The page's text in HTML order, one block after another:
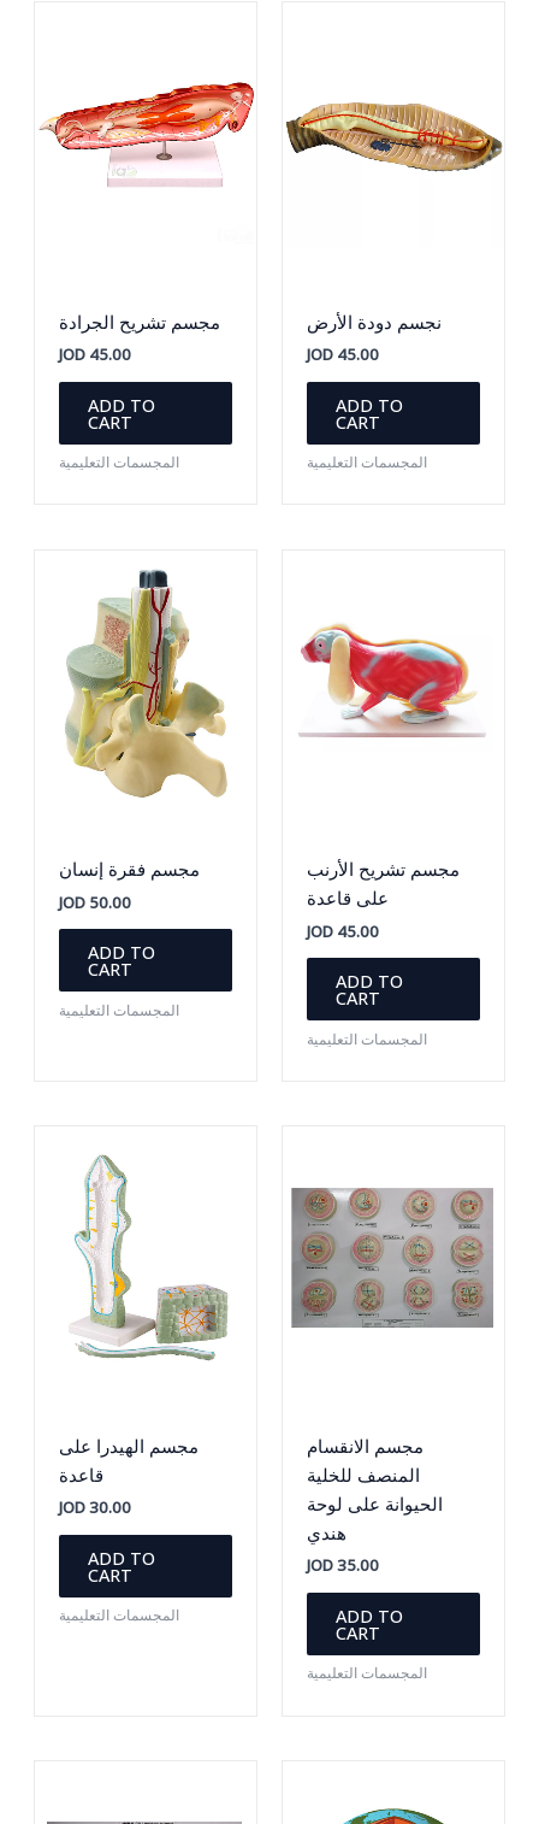
مجسم تشريح الجرادة
JOD45.00
ADD TO
CART
المجسمات التعليمية
نجسم دودة الأرض
JOD 45.00
ADD TO
CART
المجسمات التعليمية
مجسم فقرة إنسان
JOD50.00
ADD TO
CART
المجسمات التعليمية
مجسم تشريح الأرنب
على قاعدة
JOD 45.00
ADD TO
CART
المجسمات التعليمية
مجسم الهيدرا على
قاعدة
JOD30.00
ADD TO
CART
المجسمات التعليمية
مجسم الانقسام
المنصف للخلية
الحيوانة على لوحة
هندي
JOD35.00
ADD TO
CART
المجسمات التعليمية